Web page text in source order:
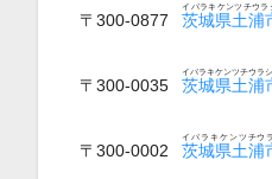
〒300-0877 茨城県土浦
イバラキケンツチウラ
〒300-0035 茨城県土浦
イバラキケンツチウラ
〒300-0002 茨城県土浦
イバラキケンツチウ